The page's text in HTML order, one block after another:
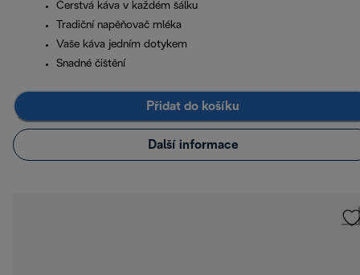
Čerstvá káva v každém šálku
Tradiční napěňovač mléka
Vaše káva jedním dotykem
Snadné čištění
Přidat do košíku
Další informace